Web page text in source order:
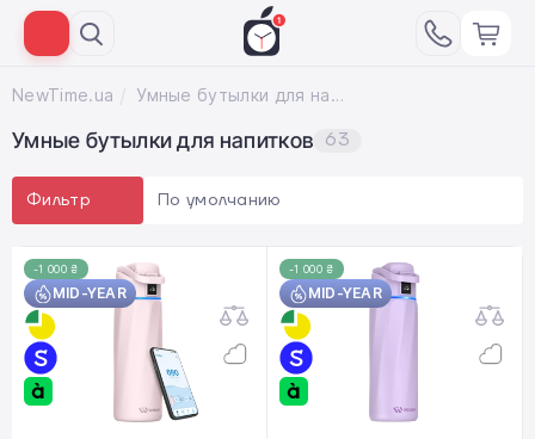
NewTime.ua Умные бутылки для напитков
Умные бутылки для напитков 63
Фильтр По умолчанию
-1 000 ₴
MID-YEAR
-1 000 ₴
MID-YEAR